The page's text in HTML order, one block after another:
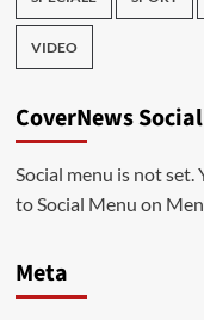
VIDEO
CoverNews Social
Social menu is not set.
to Social Menu on
Meta